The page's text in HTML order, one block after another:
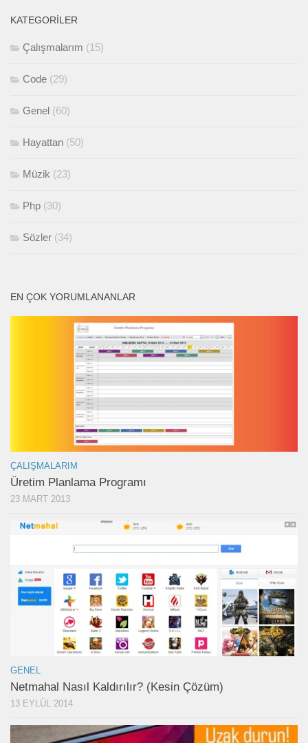
KATEGORILER
Çalışmalarım (15)
Code (29)
Genel (60)
Hayattan (50)
Müzik (23)
Php (30)
Sözler (34)
EN ÇOK YORUMLANANLAR
ÇALIŞMALARIM
Üretim Planlama Programı
23 MART 2013
GENEL
Netmahal Nasıl Kaldırılır? (Kesin Çözüm)
13 EYLÜL 2014